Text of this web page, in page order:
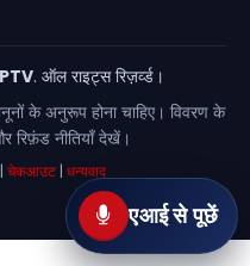
. ऑल राइट्स रिज़र्व्ड।
के अनुरूप होना चाहिए। विवरण के
रिफ़ंड नीतियाँ देखें।
चेकआउट | धन्यवाद
एआई से पूछें
पूछेंबटन पर क्लिक करें।
अगला
गाइड बटन से खोल सकते हैं।